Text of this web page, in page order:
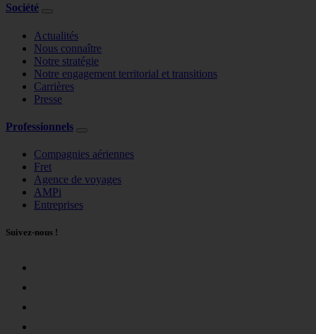
Société
Actualités
Nous connaître
Notre stratégie
Notre engagement territorial et transitions
Carrières
Presse
Professionnels
Compagnies aériennes
Fret
Agence de voyages
AMPi
Entreprises
Suivez-nous !